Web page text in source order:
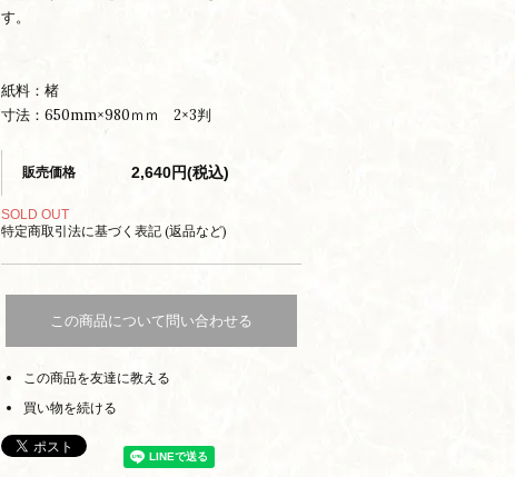
す。
紙料：楮
寸法：650mm×980ｍｍ 2×3判
販売価格 2,640円(税込)
SOLD OUT
特定商取引法に基づく表記 (返品など)
この商品について問い合わせる
この商品を友達に教える
買い物を続ける